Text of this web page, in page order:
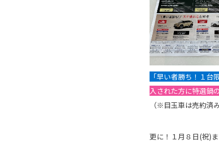
「早い者勝ち！１台
入された方に特選鍋
（※目玉車は売約済
更に！１月８日(祝)